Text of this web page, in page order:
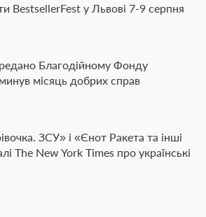
BestsellerFest у Львові 7-9 серпня
Благодійному Фонду
місяць добрих справ
ЗСУ» і «Єнот Ракета та інші
The New York Times про українські